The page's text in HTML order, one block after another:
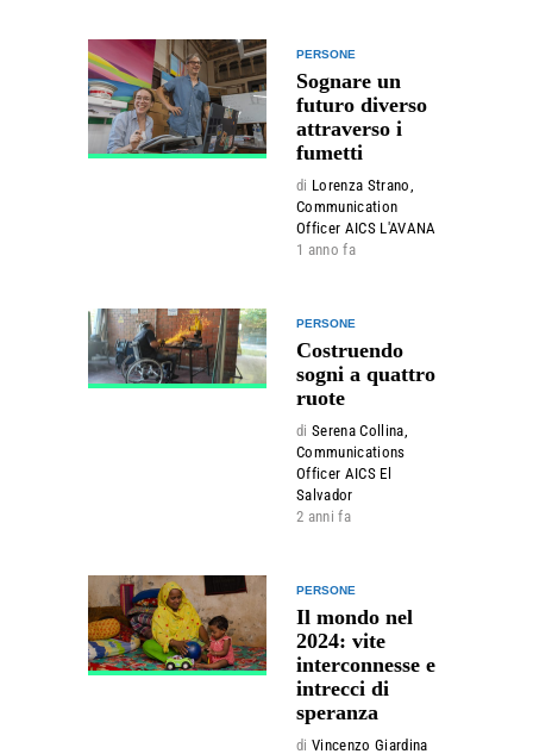
PERSONE
Sognare un
futuro diverso
attraverso i
fumetti
di Lorenza Strano,
Communication
Officer AICS L'AVANA
1 anno fa
PERSONE
Costruendo
sogni a quattro
ruote
di Serena Collina,
Communications
Officer AICS El
Salvador
2 anni fa
PERSONE
Il mondo nel
2024: vite
interconnesse e
intrecci di
speranza
di Vincenzo Giardina